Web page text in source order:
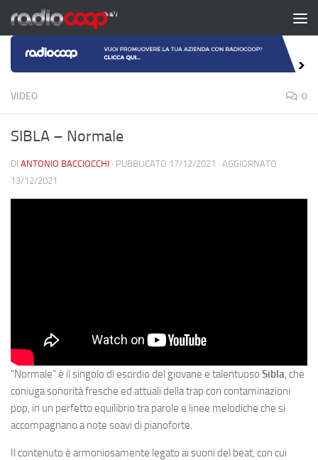
Salta al contenuto
VIDEO 0
SIBLA – Normale
DI ANTONIO BACCIOCCHI · PUBBLICATO 17/12/2021 · AGGIORNATO
13/12/2021
“Normale” è il singolo di esordio del giovane e talentuoso Sibla, che
coniuga sonorità fresche ed attuali della trap con contaminazioni
pop, in un perfetto equilibrio tra parole e linee melodiche che si
accompagnano a note soavi di pianoforte.
Il contenuto è armoniosamente legato ai suoni del beat, con cui